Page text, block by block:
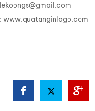
www.quatanginlogo.com